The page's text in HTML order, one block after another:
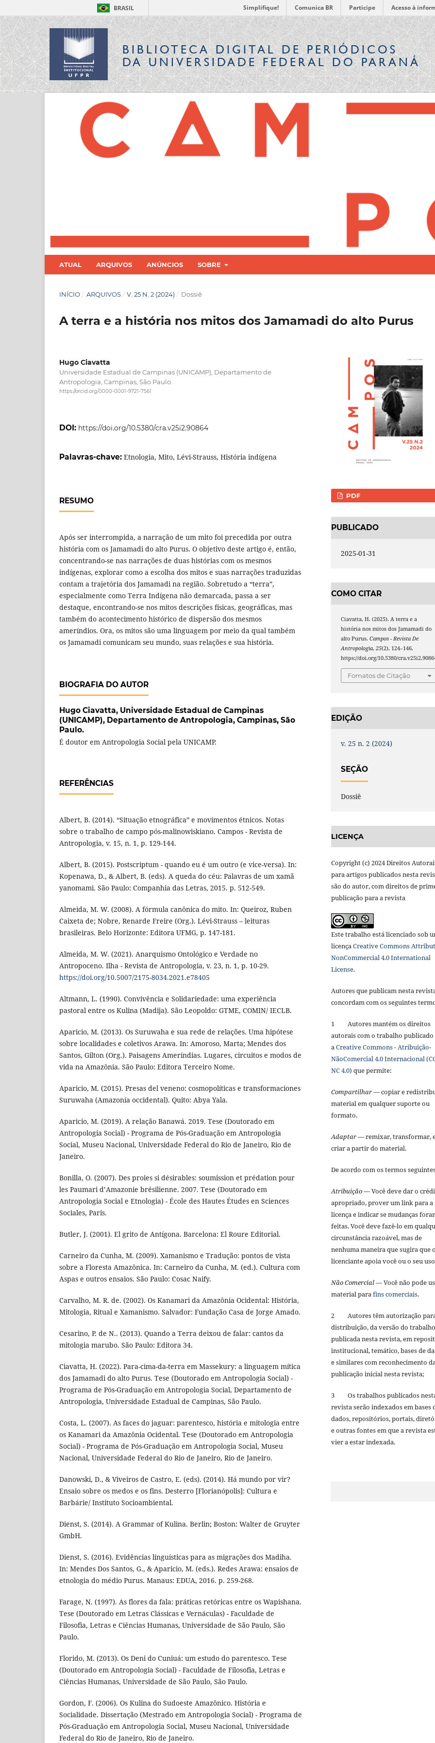
BRASIL Simplifique! Comunica BR Participe Acesso à
BIBLIOTECA DIGITALDE PERIÓDICOS
DA UNIVERSIDADE FEDERAL DO PARANÁ
ATUAL ARQUIVOS ANÚNCIOS SOBRE
INÍCIO / ARQUIVOS / V. 25 N. 2 (2024) / Dossiê
A terra e a história nos mitos dos Jamamadi do alto Purus
Hugo Ciavatta
Universidade Estadual de Campinas (UNICAMP), Departamento de
Antropologia, Campinas, São Paulo.
https://orcid.org/0000-0001-9721-7561
DOI: https://doi.org/10.5380/cra.v25i2.90864
Palavras-chave: Etnologia, Mito, Lévi-Strauss, História indígena
RESUMO
Após ser interrompida, a narração de um mito foi precedida por outra
história com os Jamamadi do alto Purus. O objetivo deste artigo é, então,
concentrando-se nas narrações de duas histórias com os mesmos
indígenas, explorar como a escolha dos mitos e suas narrações traduzidas
contam a trajetória dos Jamamadi na região. Sobretudo a “terra”,
especialmente como Terra Indígena não demarcada, passa a ser
destaque, encontrando-se nos mitos descrições físicas, geográficas, mas
também do acontecimento histórico de dispersão dos mesmos
ameríndios. Ora, os mitos são uma linguagem por meio da qual também
os Jamamadi comunicam seu mundo, suas relações e sua história.
BIOGRAFIA DO AUTOR
Hugo Ciavatta, Universidade Estadual de Campinas
(UNICAMP), Departamento de Antropologia, Campinas, São
Paulo.
É doutor em Antropologia Social pela UNICAMP.
REFERÊNCIAS
Albert, B. (2014). “Situação etnográfica” e movimentos étnicos. Notas
sobre o trabalho de campo pós-malinowiskiano. Campos - Revista de
Antropologia, v. 15, n. 1, p. 129-144.
Albert, B. (2015). Postscriptum - quando eu é um outro (e vice-versa). In:
Kopenawa, D., & Albert, B. (eds). A queda do céu: Palavras de um xamã
yanomami. São Paulo: Companhia das Letras, 2015. p. 512-549.
Almeida, M. W. (2008). A fórmula canônica do mito. In: Queiroz, Ruben
Caixeta de; Nobre, Renarde Freire (Org.). Lévi-Strauss – leituras
brasileiras. Belo Horizonte: Editora UFMG, p. 147-181.
Almeida, M. W. (2021). Anarquismo Ontológico e Verdade no
Antropoceno. Ilha - Revista de Antropologia, v. 23, n. 1, p. 10-29.
https://doi.org/10.5007/2175-8034.2021.e78405
Altmann, L. (1990). Convivência e Solidariedade: uma experiência
pastoral entre os Kulina (Madija). São Leopoldo: GTME, COMIN/ IECLB.
Aparicio, M. (2013). Os Suruwaha e sua rede de relações. Uma hipótese
sobre localidades e coletivos Arawa. In: Amoroso, Marta; Mendes dos
Santos, Gilton (Org.). Paisagens Ameríndias. Lugares, circuitos e modos de
vida na Amazônia. São Paulo: Editora Terceiro Nome.
Aparicio, M. (2015). Presas del veneno: cosmopolíticas e transformaciones
Suruwaha (Amazonía occidental). Quito: Abya Yala.
Aparicio, M. (2019). A relação Banawá. 2019. Tese (Doutorado em
Antropologia Social) - Programa de Pós-Graduação em Antropologia
Social, Museu Nacional, Universidade Federal do Rio de Janeiro, Rio de
Janeiro.
Bonilla, O. (2007). Des proies si désirables: soumission et prédation pour
les Paumari d’Amazonie brésilienne. 2007. Tese (Doutorado em
Antropologia Social e Etnologia) - École des Hautes Études en Sciences
Sociales, Paris.
Butler, J. (2001). El grito de Antígona. Barcelona: El Roure Editorial.
Carneiro da Cunha, M. (2009). Xamanismo e Tradução: pontos de vista
sobre a Floresta Amazônica. In: Carneiro da Cunha, M. (ed.). Cultura com
Aspas e outros ensaios. São Paulo: Cosac Naify.
Carvalho, M. R. de. (2002). Os Kanamari da Amazônia Ocidental: História,
Mitologia, Ritual e Xamanismo. Salvador: Fundação Casa de Jorge Amado.
Cesarino, P. de N.. (2013). Quando a Terra deixou de falar: cantos da
mitologia marubo. São Paulo: Editora 34.
Ciavatta, H. (2022). Para-cima-da-terra em Massekury: a linguagem mítica
dos Jamamadi do alto Purus. Tese (Doutorado em Antropologia Social) -
Programa de Pós-Graduação em Antropologia Social, Departamento de
Antropologia, Universidade Estadual de Campinas, São Paulo.
Costa, L. (2007). As faces do jaguar: parentesco, história e mitologia entre
os Kanamari da Amazônia Ocidental. Tese (Doutorado em Antropologia
Social) - Programa de Pós-Graduação em Antropologia Social, Museu
Nacional, Universidade Federal do Rio de Janeiro, Rio de Janeiro.
Danowski, D., & Viveiros de Castro, E. (eds). (2014). Há mundo por vir?
Ensaio sobre os medos e os fins. Desterro [Florianópolis]: Cultura e
Barbárie/ Instituto Socioambiental.
Dienst, S. (2014). A Grammar of Kulina. Berlin; Boston: Walter de Gruyter
GmbH.
Dienst, S. (2016). Evidências linguísticas para as migrações dos Madiha.
In: Mendes Dos Santos, G., & Aparicio, M. (eds.). Redes Arawa: ensaios de
etnologia do médio Purus. Manaus: EDUA, 2016. p. 259-268.
Farage, N. (1997). As flores da fala: práticas retóricas entre os Wapishana.
Tese (Doutorado em Letras Clássicas e Vernáculas) - Faculdade de
Filosofia, Letras e Ciências Humanas, Universidade de São Paulo, São
Paulo.
Florido, M. (2013). Os Deni do Cuniuá: um estudo do parentesco. Tese
(Doutorado em Antropologia Social) - Faculdade de Filosofia, Letras e
Ciências Humanas, Universidade de São Paulo, São Paulo.
Gordon, F. (2006). Os Kulina do Sudoeste Amazônico. História e
Socialidade. Dissertação (Mestrado em Antropologia Social) - Programa de
Pós-Graduação em Antropologia Social, Museu Nacional, Universidade
Federal do Rio de Janeiro, Rio de Janeiro.
PDF
PUBLICADO
2025-01-31
COMO CITAR
Ciavatta, H. (2025). A terra e a
história nos mitos dos Jamamadi do
alto Purus.Campos - Revista De
Antropologia,25(2), 124–146.
https://doi.org/10.5380/
Fomatos de Citação
EDIÇÃO
v. 25 n. 2 (2024)
SEÇÃO
Dossiê
LICENÇA
Copyright (c) 2024 Direitos
para artigos publicados nesta
são do autor, com direitos de
publicação para a revista
Este trabalho está licenciado sob
licençaCreative Commons
NonCommercial 4.0 International
License.
Autores que publicam nesta
concordam com os seguintes
1 Autores mantém os direitos
autorais com o trabalho publicado
aCreative Commons - Atribuição-
NãoComercial 4.0 Internacional
NC 4.0) que permite:
Compartilhar— copiar e
material em qualquer suporte ou
formato.
Adaptar— remixar, transformar,
criar a partir do material.
De acordo com os termos
Atribuição— Você deve dar o
apropriado, prover um link para a
licença e indicar se mudanças
feitas. Você deve fazê-lo em
circunstância razoável, mas de
nenhuma maneira que sugira que
licenciante apoia você ou o seu
Não Comercial— Você não pode
material parafins comerciais.
2 Autores têm autorização
distribuição, da versão do trabalho
publicada nesta revista, em
institucional, temático, bases de
e similares com reconhecimento
publicação inicial nesta revista;
3 Os trabalhos publicados
revista serão indexados em bases
dados, repositórios, portais,
e outras fontes em que a revista
vier a estar indexada.